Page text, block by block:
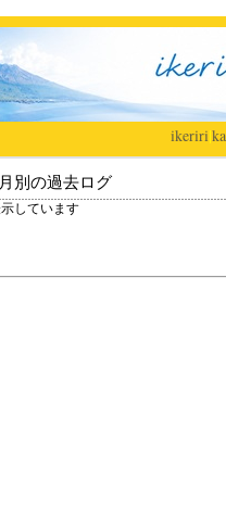
ikeriri|
別の過去ログ
しています